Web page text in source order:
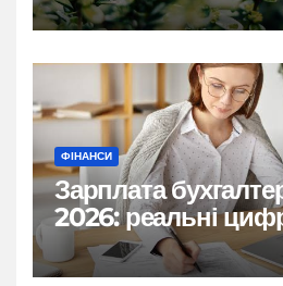
ФІНАНСИ
Зарплата
2026: реальні
нюанси